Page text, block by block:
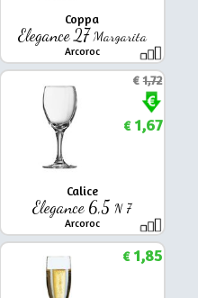
Coppa
Elegance 27Margarita
Arcoroc
Calice
Elegance 6,5 N 7
Arcoroc
€1,72
€1,67
€1,85